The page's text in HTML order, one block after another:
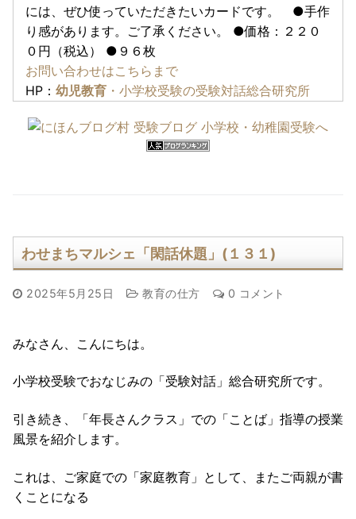
には、ぜひ使っていただきたいカードです。 ●手作
り感があります。ご了承ください。 ●価格：２２０
０円（税込） ●９６枚
お問い合わせはこちらまで
HP： 幼児教育 ・小学校受験の受験対話総合研究所
わせまちマルシェ「閑話休題」(１３１)
2025年5月25日 教育の仕方 0 コメント
みなさん、こんにちは。
小学校受験でおなじみの「受験対話」総合研究所です。
引き続き、「年長さんクラス」での「ことば」指導の授業
風景を紹介します。
これは、ご家庭での「家庭教育」として、またご両親が書
くことになる